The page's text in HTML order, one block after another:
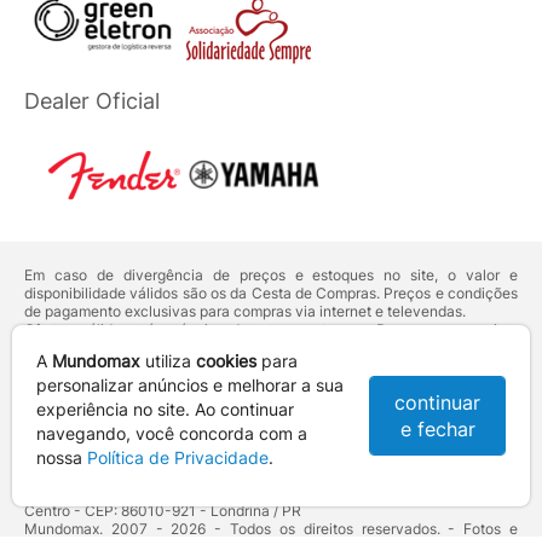
Dealer Oficial
Em caso de divergência de preços e estoques no site, o valor e
disponibilidade válidos são os da Cesta de Compras. Preços e condições
de pagamento exclusivas para compras via internet e televendas.
Ofertas válidas até o término de nossos estoques. Para compras acima
deVenda Corporativa.
Os preços apresentados no site prevalecem sobre outros anunciados em
qualquer outro meio de comunicação ou sites de buscas. Código de
Defesa do Consumidor:Lei nº 8.078.
Vendas sujeitas à confirmação de dados e análises de crédito e risco.
Centro - CEP: 86010-921 - Londrina / PR
Mundomax. 2007 - 2026 - Todos os direitos reservados. - Fotos e
A Mundomax utiliza cookiespara
personalizar anúncios e melhorar a sua
experiência no site. Ao continuar
navegando, você concorda com a
nossa Política de Privacidade.
continuar
e fechar